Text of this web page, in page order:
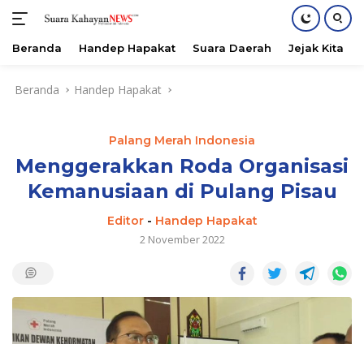
Beranda Handep Hapakat Suara Daerah Jejak Kita
Beranda Handep Hapakat
Palang Merah Indonesia
Menggerakkan Roda Organisasi
Kemanusiaan di Pulang Pisau
Editor- Handep Hapakat
2 November 2022